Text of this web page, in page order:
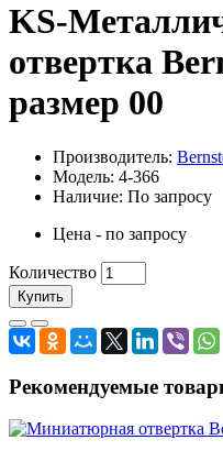
KS-
отвертка
размер 00
Производитель:
Модель: 4-366
Наличие: По запросу
Цена - по запросу
Количество
Купить
Рекомендуемые